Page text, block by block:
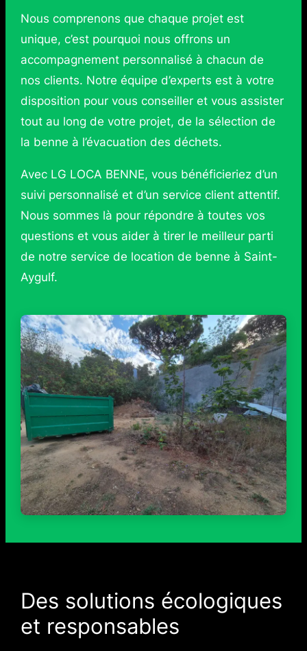
Nous comprenons que chaque projet est
unique, c’est pourquoi nous offrons un
accompagnement personnalisé à chacun de
nos clients. Notre équipe d’experts est à votre
disposition pour vous conseiller et vous assister
tout au long de votre projet, de la sélection de
la benne à l’évacuation des déchets.
Avec LG LOCA BENNE, vous bénéficieriez d’un
suivi personnalisé et d’un service client attentif.
Nous sommes là pour répondre à toutes vos
questions et vous aider à tirer le meilleur parti
de notre service de location de benne à Saint-
Aygulf.
Des solutions écologiques
et responsables